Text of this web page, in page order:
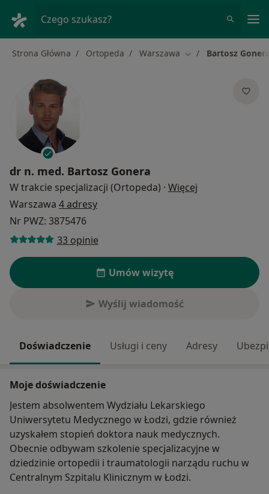
Czego szukasz?
Strona Główna Ortopeda Warszawa Zmień miasto
Bartosz
dr n. med. Bartosz Gonera
W trakcie specjalizacji (Ortopeda) · Więcej
Warszawa 4 adresy
Nr PWZ: 3875476
33 opinie
Umów wizytę
Wyślij wiadomość
Doświadczenie Usługi i ceny Adresy
Moje doświadczenie
Jestem absolwentem Wydziału Lekarskiego
Uniwersytetu Medycznego w Łodzi, gdzie również
uzyskałem stopień doktora nauk medycznych.
Obecnie odbywam szkolenie specjalizacyjne w
dziedzinie ortopedii i traumatologii narządu ruchu w
Centralnym Szpitalu Klinicznym w Łodzi.